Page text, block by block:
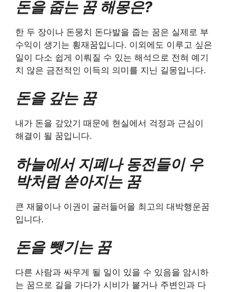
돈을 줍는 꿈 해몽은?
한 두 장이나 돈뭉치 돈다발을 줍는 꿈은 실제로 부
수익이 생기는 횡재꿈입니다. 이외에도 이루고 싶은
일이 다소 쉽게 이뤄질 수 있는 해석으로 전혀 예기
치 않은 금전적인 이득의 의미를 지닌 길몽입니다.
돈을 갚는 꿈
내가 돈을 갚았기 때문에 현실에서 걱정과 근심이
해결이 될 꿈입니다.
하늘에서 지폐나 동전들이 우
박처럼 쏟아지는 꿈
큰 재물이나 이권이 굴러들어올 최고의 대박행운꿈
입니다.
돈을 뺏기는 꿈
다른 사람과 싸우게 될 일이 있을 수 있음을 암시하
는 꿈으로 길을 가다가 시비가 붙거나 주변인과 다